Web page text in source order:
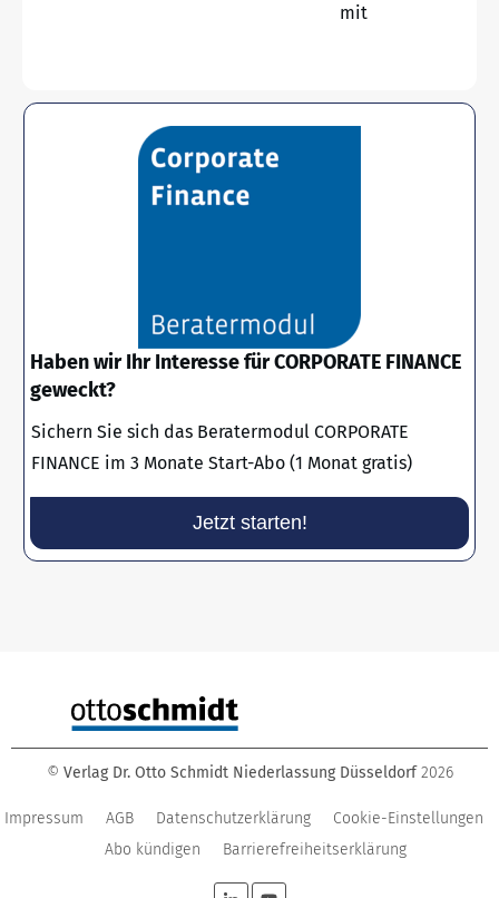
mit
Haben wir Ihr Interesse für CORPORATE FINANCE
geweckt?
Sichern Sie sich das Beratermodul CORPORATE
FINANCE im 3 Monate Start-Abo (1 Monat gratis)
Jetzt starten!
© Verlag Dr. Otto Schmidt Niederlassung Düsseldorf 2026
Impressum AGB Datenschutzerklärung
Cookie-Einstellungen
Abo kündigen
Barrierefreiheitserklärung